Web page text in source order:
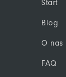
Start
Blog
O nas
FAQ